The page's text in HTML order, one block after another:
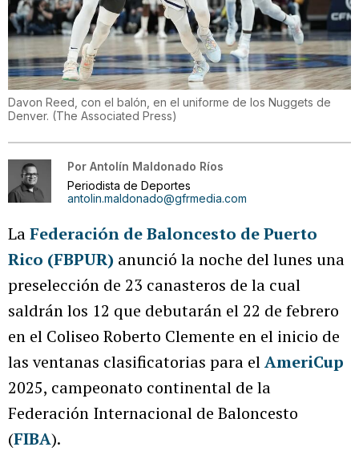
Davon Reed, con el balón, en el uniforme de los Nuggets de
Denver. (The Associated Press)
Por Antolín Maldonado Ríos
Periodista de Deportes
antolin.maldonado@gfrmedia.com
LaFederación de Baloncesto de Puerto
Rico (FBPUR) anunció la noche del lunes una
preselección de 23 canasteros de la cual
saldrán los 12 que debutarán el 22 de febrero
en el Coliseo Roberto Clemente en el inicio de
las ventanas clasificatorias para elAmeriCup
2025, campeonato continental de la
Federación Internacional de Baloncesto
(FIBA).